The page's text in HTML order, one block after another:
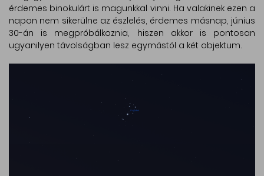
érdemes binokulárt is magunkkal vinni. Ha valakinek ezen a
napon nem sikerülne az észlelés, érdemes másnap, június
30-án is megpróbálkoznia, hiszen akkor is pontosan
ugyanilyen távolságban lesz egymástól a két objektum.